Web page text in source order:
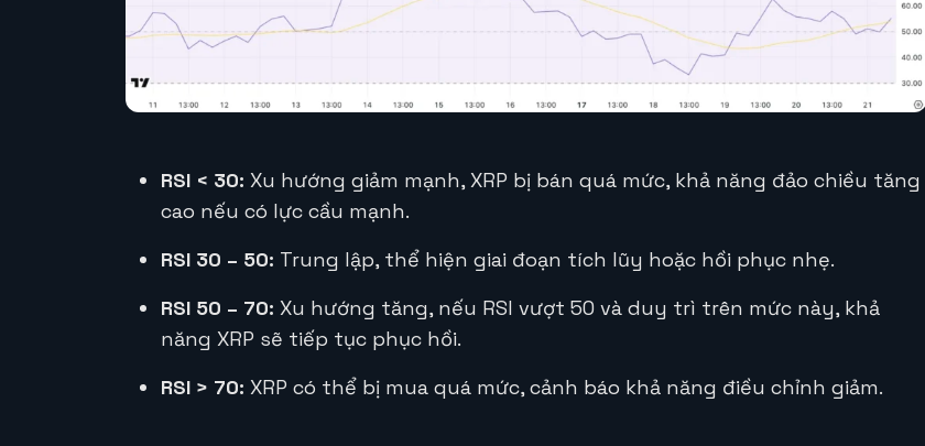
RSI < 30: Xu hướng giảm mạnh, XRP bị bán quá mức, khả năng đảo chiều tăng
cao nếu có lực cầu mạnh.
RSI 30 – 50: Trung lập, thể hiện giai đoạn tích lũy hoặc hồi phục nhẹ.
RSI 50 – 70: Xu hướng tăng, nếu RSI vượt 50 và duy trì trên mức này, khả
năng XRP sẽ tiếp tục phục hồi.
RSI > 70: XRP có thể bị mua quá mức, cảnh báo khả năng điều chỉnh giảm.